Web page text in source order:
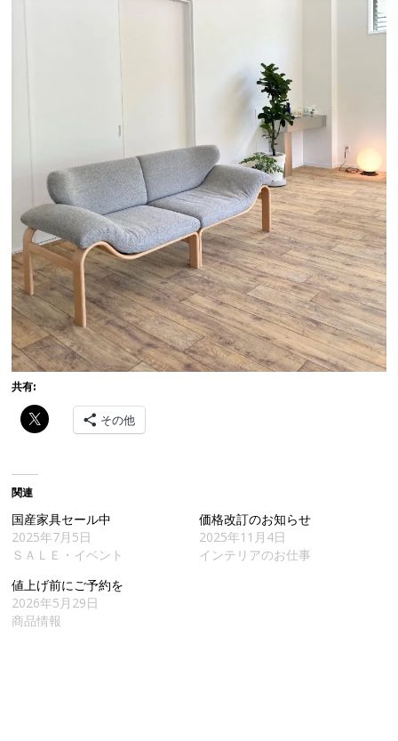
共有:
その他
関連
国産家具セール中
2025年7月5日
ＳＡＬＥ・イベント
価格改訂のお知らせ
2025年11月4日
インテリアのお仕事
値上げ前にご予約を
2026年5月29日
商品情報